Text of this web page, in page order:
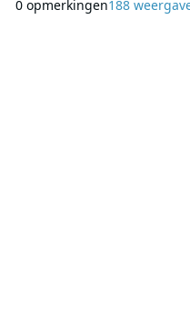
DPG Media een marktaandeel van 30,7%.
0 opmerkingen188